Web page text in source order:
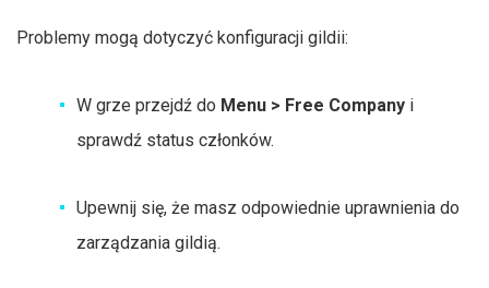
Problemy mogą dotyczyć konfiguracji gildii:
W grze przejdź do Menu > Free Company i
sprawdź status członków.
Upewnij się, że masz odpowiednie uprawnienia do
zarządzania gildią.